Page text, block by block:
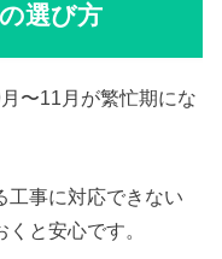
選び方
〜11月が繁忙期にな
工事に対応できない
と安心です。